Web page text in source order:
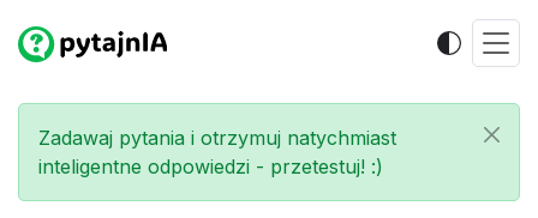
Zadawaj pytania i otrzymuj natychmiast
inteligentne odpowiedzi - przetestuj! :)